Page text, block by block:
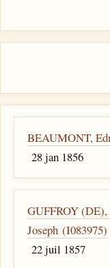
BEAUMONT,
28 jan 1856
GUFFROY
Joseph (I083975)
22 juil 1857